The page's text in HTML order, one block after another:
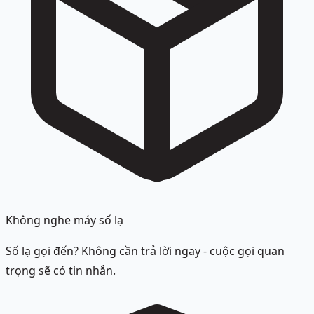
Không nghe máy số lạ
Số lạ gọi đến? Không cần trả lời ngay - cuộc gọi quan
trọng sẽ có tin nhắn.